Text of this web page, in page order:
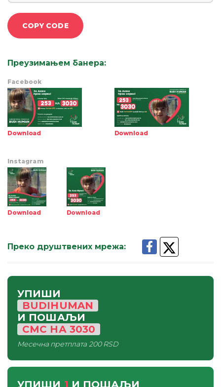
COPY CODE
Преузимањем банера:
Facebook
Download Download
Instagram
Download Download
Преко друштвених мрежа:
УПИШИ
BUDIHUMAN
И ПОШАЉИ
СМС НА3030
Месечна претплата200 RSD
УПИШИ 1 И ПОШАЉИ